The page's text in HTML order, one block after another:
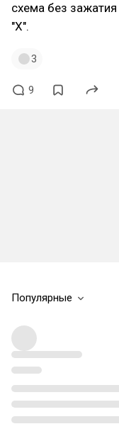
схема без зажатия
"X".
3
9
Популярные